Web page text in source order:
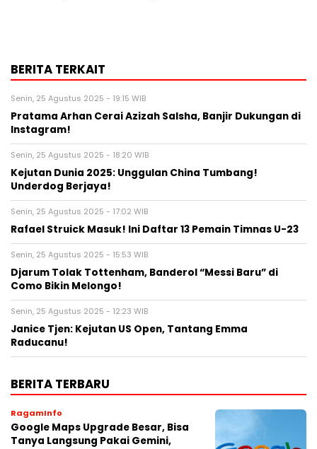
BERITA TERKAIT
Senin, 25 Agustus 2025 - 19:15 WIB
Pratama Arhan Cerai Azizah Salsha, Banjir Dukungan di
Instagram!
Senin, 25 Agustus 2025 - 18:20 WIB
Kejutan Dunia 2025: Unggulan China Tumbang!
Underdog Berjaya!
Senin, 25 Agustus 2025 - 17:02 WIB
Rafael Struick Masuk! Ini Daftar 13 Pemain Timnas U-23
Senin, 25 Agustus 2025 - 15:53 WIB
Djarum Tolak Tottenham, Banderol “Messi Baru” di
Como Bikin Melongo!
Senin, 25 Agustus 2025 - 12:23 WIB
Janice Tjen: Kejutan US Open, Tantang Emma
Raducanu!
BERITA TERBARU
RagamInfo
Google Maps Upgrade Besar, Bisa
Tanya Langsung Pakai Gemini,